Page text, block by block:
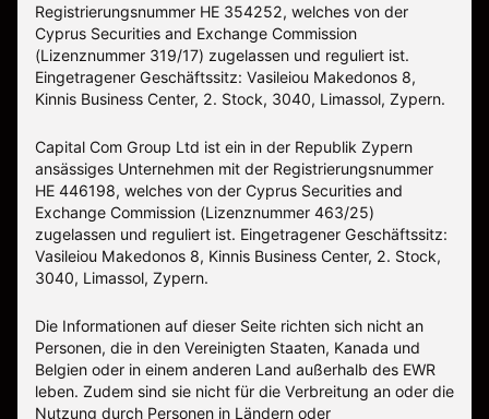
Registrierungsnummer HE 354252, welches von der
Cyprus Securities and Exchange Commission
(Lizenznummer 319/17) zugelassen und reguliert ist.
Eingetragener Geschäftssitz: Vasileiou Makedonos 8,
Kinnis Business Center, 2. Stock, 3040, Limassol, Zypern.
Capital Com Group Ltd ist ein in der Republik Zypern
ansässiges Unternehmen mit der Registrierungsnummer
ΗΕ 446198, welches von der Cyprus Securities and
Exchange Commission (Lizenznummer 463/25)
zugelassen und reguliert ist. Eingetragener Geschäftssitz:
Vasileiou Makedonos 8, Kinnis Business Center, 2. Stock,
3040, Limassol, Zypern.
Die Informationen auf dieser Seite richten sich nicht an
Personen, die in den Vereinigten Staaten, Kanada und
Belgien oder in einem anderen Land außerhalb des EWR
leben. Zudem sind sie nicht für die Verbreitung an oder die
Nutzung durch Personen in Ländern oder